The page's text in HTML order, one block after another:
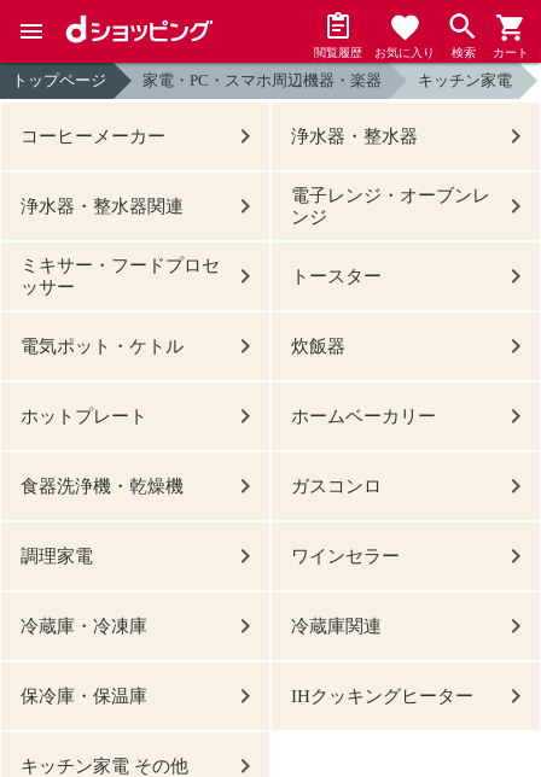
閲覧履歴 お気に入り 検索 カート
トップページ 家電・PC・スマホ周辺機器・楽器 キッチン家電
コーヒーメーカー 浄水器・整水器
浄水器・整水器関連
電子レンジ・オーブンレ
ンジ
ミキサー・フードプロセ
ッサー
トースター
電気ポット・ケトル 炊飯器
ホットプレート ホームベーカリー
食器洗浄機・乾燥機 ガスコンロ
調理家電 ワインセラー
冷蔵庫・冷凍庫 冷蔵庫関連
保冷庫・保温庫 IHクッキングヒーター
キッチン家電 その他